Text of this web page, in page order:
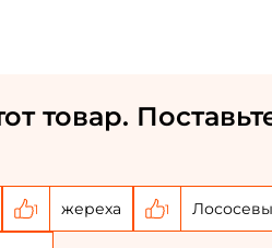
товар.
1 жереха 1